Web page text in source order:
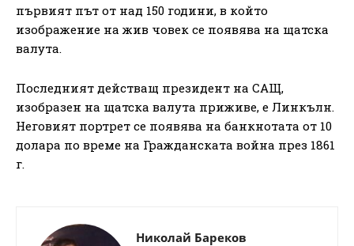
първият път от над 150 години, в който
изображение на жив човек се появява на щатска
валута.
Последният действащ президент на САЩ,
изобразен на щатска валута приживе, е Линкълн.
Неговият портрет се появява на банкнотата от 10
долара по време на Гражданската война през 1861
г.
Николай Бареков